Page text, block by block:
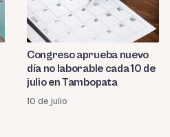
Congreso aprueba nuevo
día no laborable cada 10 de
julio en Tambopata
10 de julio